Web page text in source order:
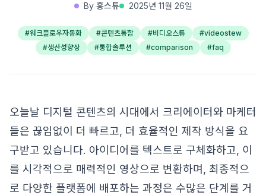
By 홍스튜 2025년 11월 26일
#워크플로우자동화 #콘텐츠통합 #비디오스튜 #videostew
#생산성향상 #통합솔루션 #comparison #faq
오늘날 디지털 콘텐츠의 시대에서 크리에이터와 마케터
들은 끊임없이 더 빠르고, 더 효율적인 제작 방식을 요
구받고 있습니다. 아이디어를 텍스트로 구체화하고, 이
를 시각적으로 매력적인 영상으로 변환하며, 최종적으
로 다양한 플랫폼에 배포하는 과정은 수많은 단계를 거